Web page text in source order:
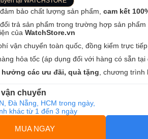
bảo chất lượng sản phẩm, cam kết
trả sản phẩm trong trường hợp sản phẩm
của WatchStore.vn
vận chuyển toàn quốc, đồng kiểm trực tiếp
hỏa tốc (áp dụng đối với hàng có sẵn
các ưu đãi, quà tặng , chương trình
chuyển
Đà Nẵng, HCM trong ngày,
khác từ 1 đến 3 ngày
MUA NGAY